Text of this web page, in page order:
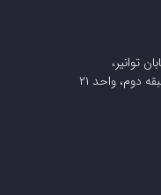
توانیر،